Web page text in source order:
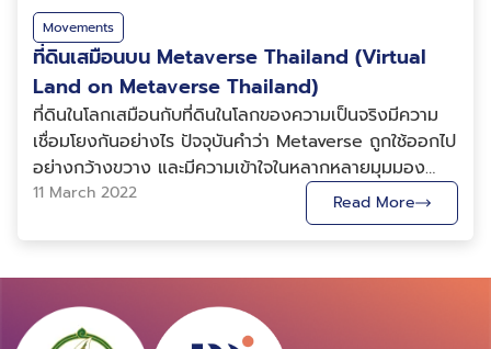
(เช่นศิลปินปล่อยเพลงหรือ มิวสิควิดีโอเป็น NFT) ผู้ซื้อ
NFT ก็สามารถอวดอ้างสิทธิ์การเป็นเจ้าของไฟล์ดั้งเดิมได้
หลังจากนั้นเจ้าของจะเลือกถือสิทธิ์การเป็นเจ้าของ NFT นั้น
ไว้หรือจะเลือกขายต่อเพื่อเอากำไรก็ย่อมได้ เพื่อทำความ
เข้าใจเรื่องนี้ เราต้องดูว่ามูลค่าของ NFT แปรผันตามมูลค่า
ที่ผู้ใช้มองมันอย่างไร ตัวอย่างเช่น ถ้าผู้ใช้จำนวนมากในกลุ่ม
ตลาดผู้บริโภคกลุ่มหนึ่งมอง NFT ชิ้นนั้นว่าเป็นของหายาก
กว่าชิ้นอื่น ๆ ผู้ใช้เหล่านั้นยิ่งให้มูลค่า NFT ดังกล่าวมากขึ้น
เช่นเดียวกับผู้สะสมงานศิลปะหรือของที่ระลึกเกี่ยวกับกีฬา
ตลาดมองเห็นมันอย่างไร อย่างไรก็ตาม ยังมีอีกด้านหนึ่ง
ของ NFT ที่สามารถช่วยสร้างมูลค่าเพิ่มเติมได้ผ่านการผสม
ผสานการใช้สัญญาอัจฉริยะหรือสมาร์ทคอนแทรคท์ การ
เชน เพื่อให้ผู้ถือครองเป็นเจ้าของโทเค็นนั้น ๆ และเจ้าตัวโท
เค็นเหล่านี้ ก็สามารถใช้ในการแลกเปลี่ยนซื้อขายได้เช่นกัน
ต่อมาเราจะมาพูดถึง เกม NFT คืออะไร และต่างจากเกม
ออนไลน์ทั่วไปอย่างไร เกม NFT จริง ๆ แล้วก็เหมือนเกม
ออนไลน์ทั่ว ๆ ไปที่ผู้เล่นสามารถรับไอเทมต่าง ๆ ภายในเกม
ได้โดยการเล่น หรือบรรลุภารกิจ ต่าง ๆ ภายในเกม และ
สามารถนำรางวัลที่ได้จากในเกม หรือไอเทมต่าง ๆ เป็น
NFT และสามารถนำไปขายกับผู้เล่นคนอื่น ๆ แลกกับสกุล
เงินดิจิทัล แล้วจึงแลกออกมาเป็นเงินจริงได้ในที่สุด ซึ่งตรง
ต่าง ๆ ที่สะสมภายในเกม แลกเปลี่ยนกับผู้เล่นอื่น ๆ เพื่อ
สร้างเป็นระบบเศรษฐกิจทั้งในเกม และนอกเกมได้เช่นกัน
Movements
ที่ดินเสมือนบน Metaverse Thailand (Virtual
Land on Metaverse Thailand)
ที่ดินในโลกเสมือนกับที่ดินในโลกของความเป็นจริงมีความ
เชื่อมโยงกันอย่างไร ปัจจุบันคำว่า Metaverse ถูกใช้ออกไป
อย่างกว้างขวาง และมีความเข้าใจในหลากหลายมุมมอง
แล้วเราก็พบว่ามีการตีความเรื่อง Metaverse ตาม
ประสบการณ์ของผู้สร้าง ซึ่งวันนี้เราจะตีความ Metaverse
จากประสบการณ์ทีมสร้างที่ดินของ Metaverse Thailand
(มุมมองนักพัฒนา) ( ที่ดินเสมือนบน Metaverse
Thailand ) Metaverse คืออะไร จากรายงานของ
Gartner คาดว่าอีก 4 ปีข้างหน้า 25% ของประชากรจะใช้
11 March 2022 Read More